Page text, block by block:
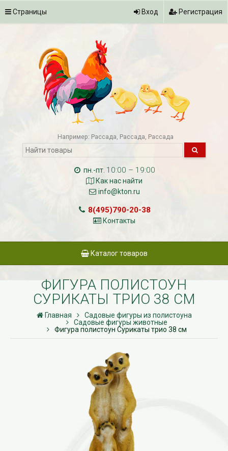
Страницы Вход Регистрация
Например: Рассада Рассада Рассада
пн.-пт. 10:00 – 19:00
Как нас найти
info@kton.ru
8(495)790-20-38
Контакты
Каталог товаров
ФИГУРА ПОЛИСТОУН
СУРИКАТЫ ТРИО 38 СМ
Главная
Садовые фигуры из полистоуна
Садовые фигуры животные
Фигура полистоун Сурикаты трио 38 см